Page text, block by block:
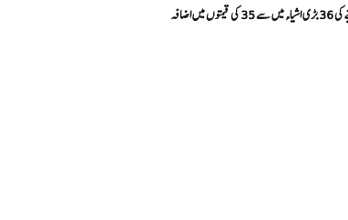
میں اضافہ